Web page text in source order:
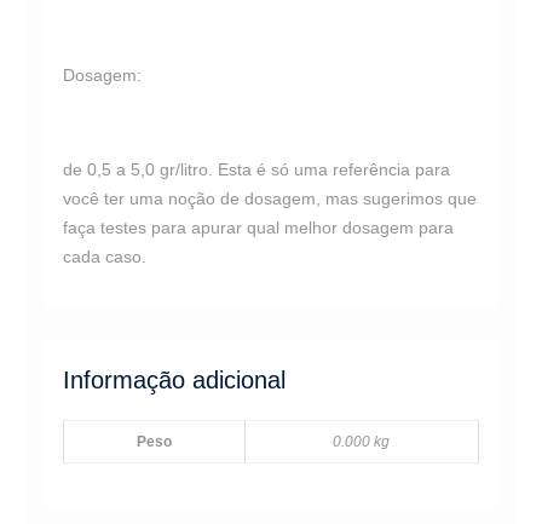
Dosagem:
de 0,5 a 5,0 gr/litro. Esta é só uma referência para
você ter uma noção de dosagem, mas sugerimos que
faça testes para apurar qual melhor dosagem para
cada caso.
Informação adicional
Peso 0.000 kg